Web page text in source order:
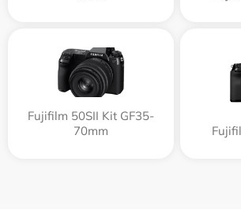
Fujifilm 50SII Kit GF35-
70mm